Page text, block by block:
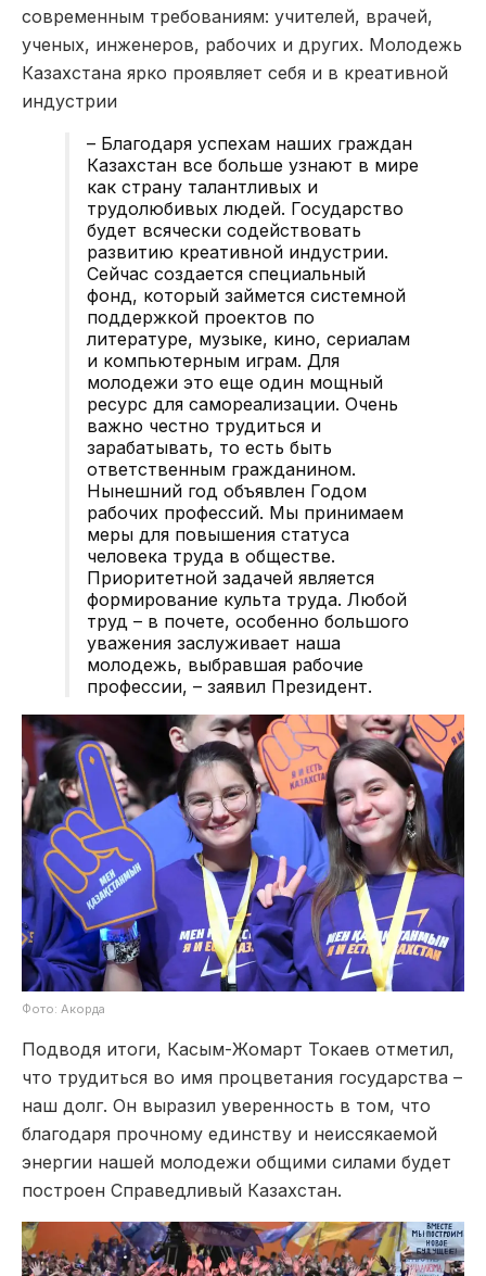
современным требованиям: учителей, врачей,
ученых, инженеров, рабочих и других. Молодежь
Казахстана ярко проявляет себя и в креативной
индустрии
– Благодаря успехам наших граждан
Казахстан все больше узнают в мире
как страну талантливых и
трудолюбивых людей. Государство
будет всячески содействовать
развитию креативной индустрии.
Сейчас создается специальный
фонд, который займется системной
поддержкой проектов по
литературе, музыке, кино, сериалам
и компьютерным играм. Для
молодежи это еще один мощный
ресурс для самореализации. Очень
важно честно трудиться и
зарабатывать, то есть быть
ответственным гражданином.
Нынешний год объявлен Годом
рабочих профессий. Мы принимаем
меры для повышения статуса
человека труда в обществе.
Приоритетной задачей является
формирование культа труда. Любой
труд – в почете, особенно большого
уважения заслуживает наша
молодежь, выбравшая рабочие
профессии, – заявил Президент.
Фото: Акорда
Подводя итоги, Касым-Жомарт Токаев отметил,
что трудиться во имя процветания государства –
наш долг. Он выразил уверенность в том, что
благодаря прочному единству и неиссякаемой
энергии нашей молодежи общими силами будет
построен Справедливый Казахстан.